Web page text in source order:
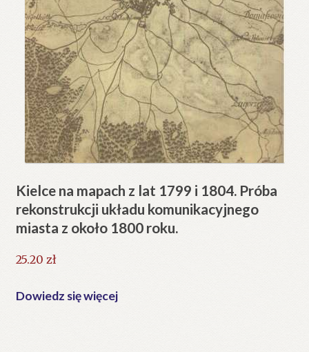
Kielce na mapach z lat 1799 i 1804. Próba
rekonstrukcji układu komunikacyjnego
miasta z około 1800 roku.
25.20 zł
Dowiedz się więcej